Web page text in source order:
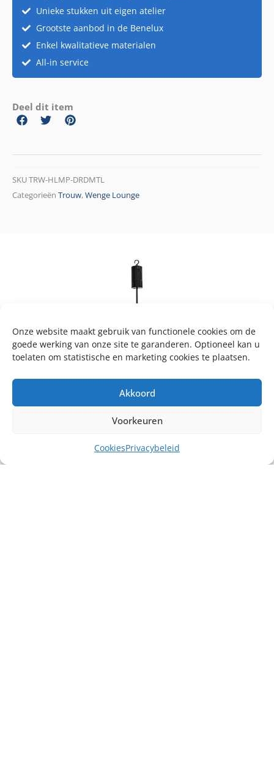
Onze website maakt gebruik van functionele cookies om de
goede werking van onze site te garanderen. Optioneel kan u
toelaten om statistische en marketing cookies te plaatsen.
Akkoord
Voorkeuren
CookiesPrivacybeleid
Unieke stukken uit eigen atelier
Grootste aanbod in de Benelux
Enkel kwalitatieve materialen
All-in service
Deel dit item
SKUTRW-HLMP-DRDMTL
Categorieën Trouw,Wenge Lounge